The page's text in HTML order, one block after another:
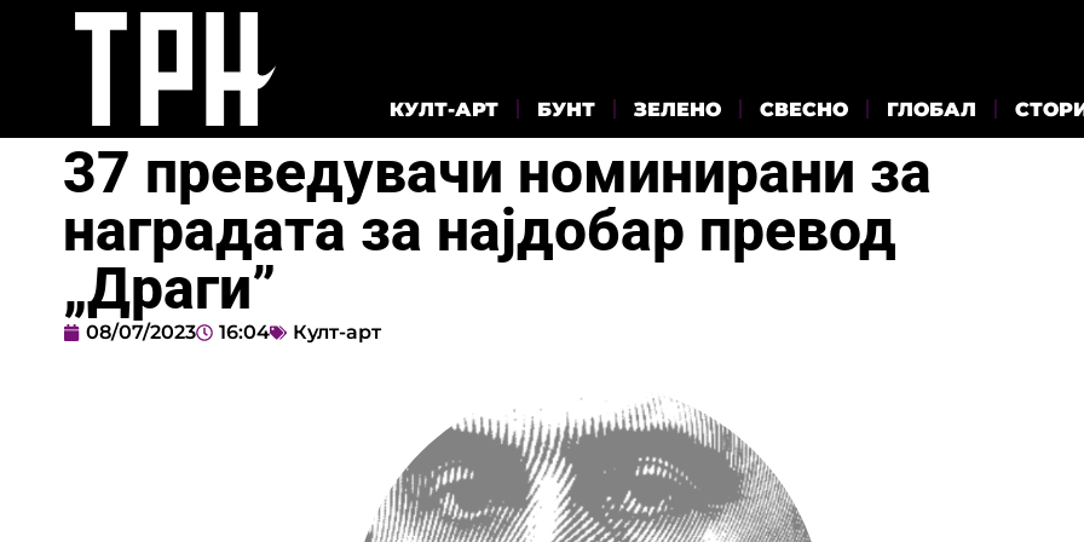
КУЛТ-АРТ БУНТ ЗЕЛЕНО СВЕСНО ГЛОБАЛ
37 преведувачи номинирани за
наградата за најдобар превод
„Драги”
08/07/2023 16:04 Култ-арт